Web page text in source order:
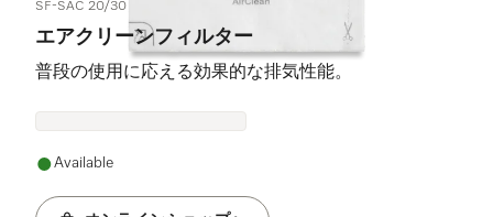
SF-SAC 20/30
エアクリーンフィルター
普段の使用に応える効果的な排気性能。
Available